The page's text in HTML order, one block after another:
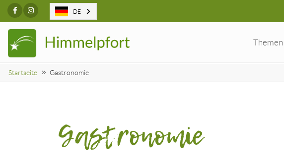
FacebookInstagram
Themen
Startseite Gastronomie
Gastronomie
DE